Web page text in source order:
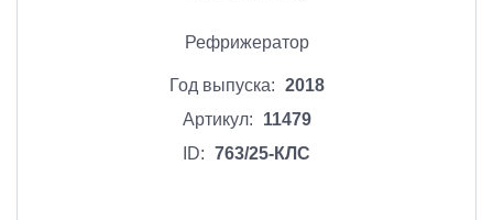
Рефрижератор
Год выпуска: 2018
Артикул:
11479
ID: 763/25-КЛС